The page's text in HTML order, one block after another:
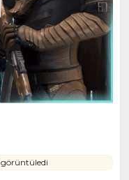
görüntüledi